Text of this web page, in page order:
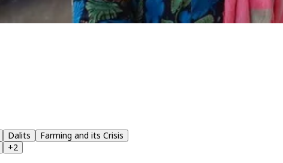
Dalits
Farming and its Crisis
+2